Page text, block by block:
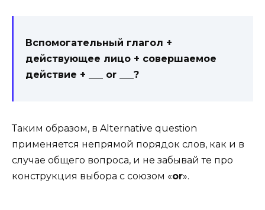
Вспомогательный глагол +
действующее лицо + совершаемое
действие + ___ or ___?
Таким образом, в Alter­na­tive ques­tion
применяется непрямой порядок слов, как и в
случае общего вопроса, и не забывай те про
конструкция выбора с союзом «or».